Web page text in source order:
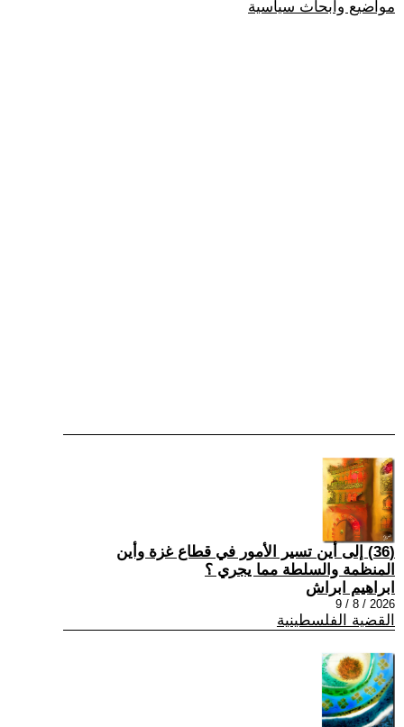
مواضيع وابحاث سياسية
(36) إلى أين تسير الأمور في قطاع غزة وأين
المنظمة والسلطة مما يجري ؟
ابراهيم ابراش
2026 / 8 / 9
القضية الفلسطينية